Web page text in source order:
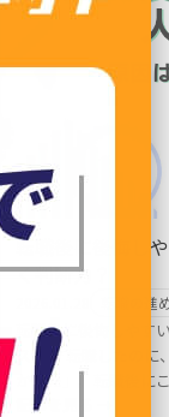
転職後に後悔し
く判断力？
転職の進
転職後に後悔しや
ス】 「転職したの
かった」。転職後
せん。 結論から言
記事を見る →